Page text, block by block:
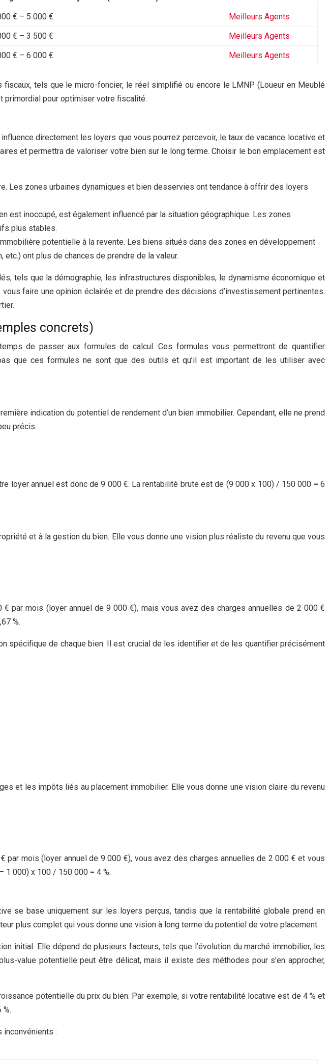
€ – 5 000 €
Meilleurs Agents
€ – 3 500 €
Meilleurs Agents
€ – 6 000 € Meilleurs Agents
tels que le micro-foncier, le réel simplifié ou encore le LMNP (Loueur en Meublé
primordial pour optimiser votre fiscalité.
directement les loyers que vous pourrez percevoir, le taux de vacance locative et
et permettra de valoriser votre bien sur le long terme. Choisir le bon emplacement est
Les zones urbaines dynamiques et bien desservies ont tendance à offrir des loyers
est inoccupé, est également influencé par la situation géographique. Les zones
plus stables.
potentielle à la revente. Les biens situés dans des zones en développement
ont plus de chances de prendre de la valeur.
tels que la démographie, les infrastructures disponibles, le dynamisme économique et
faire une opinion éclairée et de prendre des décisions d’investissement pertinentes.
concrets)
de passer aux formules de calcul. Ces formules vous permettront de quantifier
que ces formules ne sont que des outils et qu’il est important de les utiliser avec
indication du potentiel de rendement d’un bien immobilier. Cependant, elle ne prend
précis.
loyer annuel est donc de 9 000 €. La rentabilité brute est de (9 000 x 100) / 150 000 = 6
et à la gestion du bien. Elle vous donne une vision plus réaliste du revenu que vous
par mois (loyer annuel de 9 000 €), mais vous avez des charges annuelles de 2 000 €
%.
spécifique de chaque bien. Il est crucial de les identifier et de les quantifier précisément
et les impôts liés au placement immobilier. Elle vous donne une vision claire du revenu
par mois (loyer annuel de 9 000 €), vous avez des charges annuelles de 2 000 € et vous
1 000) x 100 / 150 000 = 4 %.
se base uniquement sur les loyers perçus, tandis que la rentabilité globale prend en
plus complet qui vous donne une vision à long terme du potentiel de votre placement.
initial. Elle dépend de plusieurs facteurs, tels que l’évolution du marché immobilier, les
value potentielle peut être délicat, mais il existe des méthodes pour s’en approcher,
potentielle du prix du bien. Par exemple, si votre rentabilité locative est de 4 % et
: